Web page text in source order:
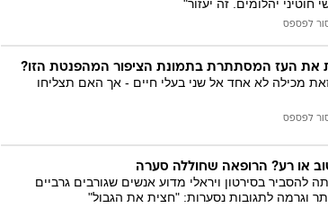
חוטיני יהלומים. זה יעזור"
לפספס
את העז המסתתרת בתמונת הציפור המהפנטת הזו?
מכילה לא אחד אל שני בעלי חיים - אך האם תצליחו
לפספס
או רע? הרופאה שחוללה סערה
להסביר בסירטון ויראלי מדוע אנשים שגורבים גרביים
וגרמה לתגובות נסערות: "חצית את הגבול"